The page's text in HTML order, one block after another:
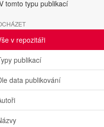
tomto typu publikací
v repozitáři
publikací
data publikování